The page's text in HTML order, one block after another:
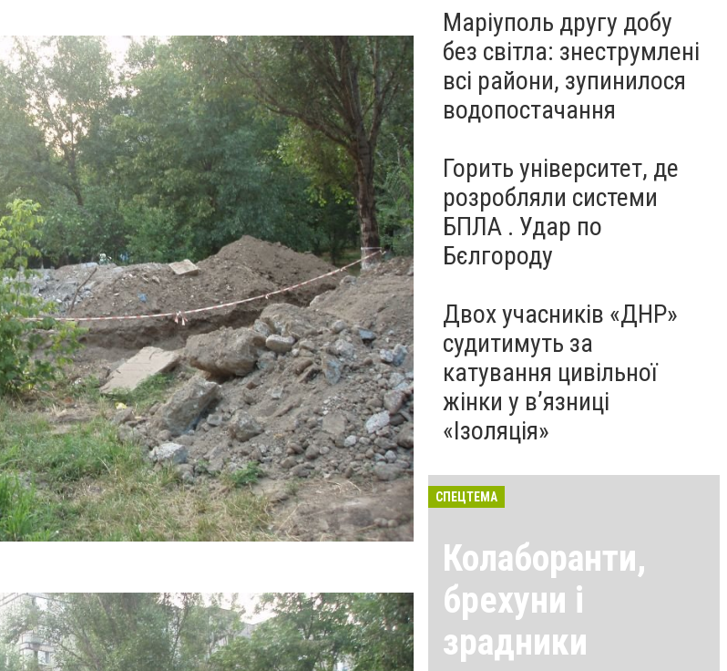
Маріуполь другу добу
без світла: знеструмлені
всі райони, зупинилося
водопостачання
Горить університет, де
розробляли системи
БПЛА . Удар по
Бєлгороду
Двох учасників «ДНР»
судитимуть за
катування цивільної
жінки у в’язниці
«Ізоляція»
СПЕЦТЕМА
Колаборанти,
брехуни і
зрадники